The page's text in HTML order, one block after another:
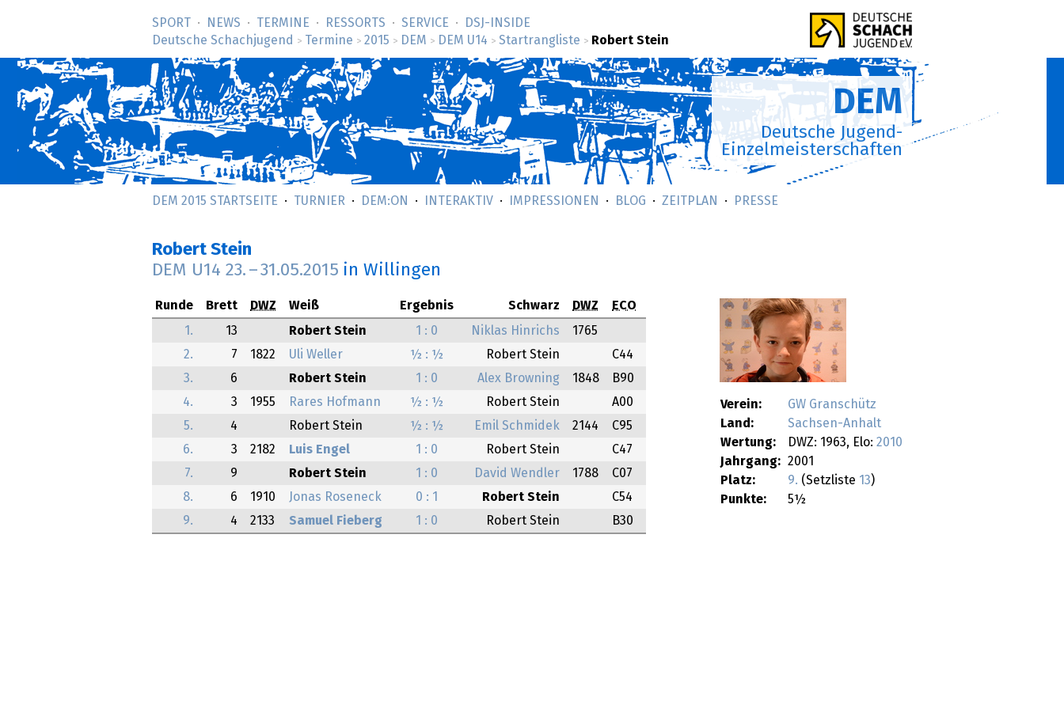
SPORT NEWS TERMINE RESSORTS SERVICE
DSJ-­INSIDE
Deutsche Schachjugend
> Termine > 2015 > DEM > DEM U14 > Startrangliste > Robert Stein
DEM
Deutsche Jugend-
Einzelmeisterschaften
DEM 2015 STARTSEITE TURNIER DEM:ON INTERAKTIV IMPRESSIONEN BLOG ZEITPLAN PRESSE
Robert Stein
DEM U14 23. –31.05.2015 in Willingen
Verein:
GW Granschütz
Land:
Sachsen-Anhalt
Wertung:
DWZ: 1963, Elo: 2010
Jahrgang: 2001
Platz:
9. (Setzliste 13)
Punkte:
5½
Runde Brett DWZ Weiß Ergebnis Schwarz DWZ
ECO
1.
13 Robert Stein 1 : 0 Niklas Hinrichs
1765
2.
7 1822 Uli Weller ½ : ½ Robert Stein
C44
3.
6 Robert Stein 1 : 0 Alex Browning 1848
B90
4.
3 1955 Rares Hofmann ½ : ½ Robert Stein
A00
5.
4 Robert Stein ½ : ½ Emil Schmidek 2144
C95
6.
3 2182 Luis Engel 1 : 0 Robert Stein
C47
7.
9 Robert Stein 1 : 0 David Wendler 1788
C07
8.
6 1910 Jonas Roseneck 0 : 1 Robert Stein
C54
9.
4 2133 Samuel Fieberg 1 : 0 Robert Stein B30